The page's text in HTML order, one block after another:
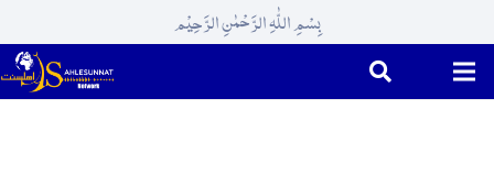
بِسْمِ اللّٰہِ الرَّحْمٰنِ الرَّحِیْم